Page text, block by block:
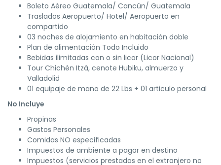
Boleto Aéreo Guatemala/ Cancún/ Guatemala
Traslados Aeropuerto/ Hotel/ Aeropuerto en
compartido
03 noches de alojamiento en habitación doble
Plan de alimentación Todo Incluido
Bebidas ilimitadas con o sin licor (Licor Nacional)
Tour Chichén Itzá, cenote Hubiku, almuerzo y
Valladolid
01 equipaje de mano de 22 Lbs + 01 articulo personal
No Incluye
Propinas
Gastos Personales
Comidas NO especificadas
Impuestos de ambiente a pagar en destino
Impuestos (servicios prestados en el extranjero no